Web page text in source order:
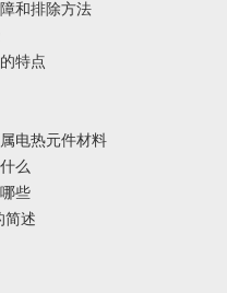
和排除方法
特点
电热元件材料
么
些
简述